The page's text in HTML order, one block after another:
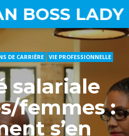
BOSS LADY
DE CARRIÈRE VIE PROFESSIONNELLE
salariale
femmes :
s’en